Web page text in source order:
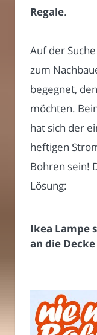
Regale.
Auf der
zum
begegnet,
möchten.
hat sich der
heftigen
Bohren sein!
Lösung:
Ikea Lampe
an die